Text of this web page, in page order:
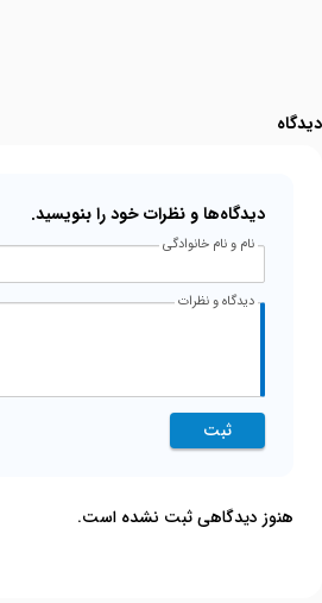
دیدگاه
دیدگاه‌ها و نظرات خود را بنویسید.
نام و نام خانوادگی
دیدگاه و نظرات
ثبت
هنوز دیدگاهی ثبت نشده است.